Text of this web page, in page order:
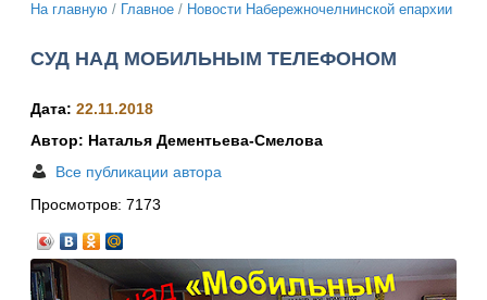
На главную / Главное / Новости Набережночелнинской епархии
СУД НАД МОБИЛЬНЫМ ТЕЛЕФОНОМ
Дата: 22.11.2018
Автор: Наталья Дементьева-Смелова
Все публикации автора
Просмотров: 7173